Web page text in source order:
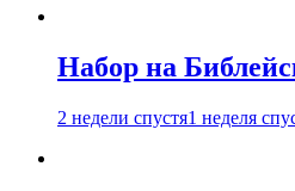
Набор на
2 недели спустя1 неделя